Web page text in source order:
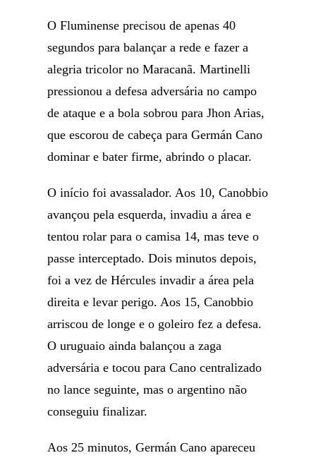
O Fluminense precisou de apenas 40
segundos para balançar a rede e fazer a
alegria tricolor no Maracanã. Martinelli
pressionou a defesa adversária no campo
de ataque e a bola sobrou para Jhon Arias,
que escorou de cabeça para Germán Cano
dominar e bater firme, abrindo o placar.
O início foi avassalador. Aos 10, Canobbio
avançou pela esquerda, invadiu a área e
tentou rolar para o camisa 14, mas teve o
passe interceptado. Dois minutos depois,
foi a vez de Hércules invadir a área pela
direita e levar perigo. Aos 15, Canobbio
arriscou de longe e o goleiro fez a defesa.
O uruguaio ainda balançou a zaga
adversária e tocou para Cano centralizado
no lance seguinte, mas o argentino não
conseguiu finalizar.
Aos 25 minutos, Germán Cano apareceu